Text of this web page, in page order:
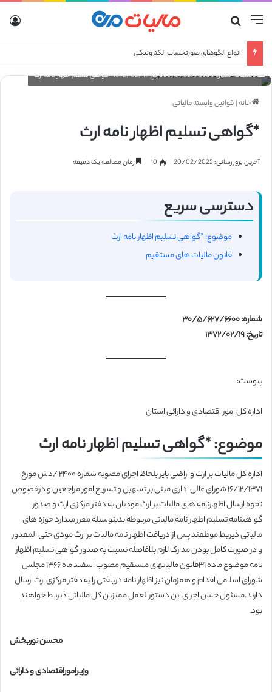
منو
انواع الگوهای صورتحساب الکترونیکی
بخشنامه شماره 30/5/627/6600تاریخ 1372/02/19 *گواهی تسلیم اظهار نامه ارث
خانه|قوانین وابسته مالیاتی
*گواهی تسلیم اظهار نامه ارث
آخرین بروزرسانی: 20/02/2025 10 زمان مطالعه یک دقیقه
دسترسی سریع
موضوع: *گواهی تسلیم اظهار نامه ارث
قانون مالیات های مستقیم
شماره: ۳۰/۵/۶۲۷/۶۶۰۰
تاریخ: ۱۳۷۲/۰۲/۱۹
پیوست:
اداره کل امور اقتصادی و دارائی استان
موضوع: *گواهی تسلیم اظهار نامه ارث
اداره کل مالیات بر ارث و اراضی بایر بلحاظ اجرای مصوبه شماره ۲۴۰۰ /دش مورخ
۱۶/۱۲/۱۳۷۱ شورای عالی اداری مبنی بر تسهیل و تسریع امور مراجعین و درخصوص
نحوه ارسال اظهارنامه های مالیات بر ارث مودیان به دفتر مرکزی ارث و صدور
گواهینامه تسلیم اظهار نامه مالیاتی مربوطه بدینوسیله مقرر میدارد حوزه های
مالیاتی ذیربط موظفند پس از دریافت اظهار نامه مالیات بر ارث مودی حتی المقدور
و در صورت کامل بودن مدارک لازم بلافاصله نسبت به صدور گواهی تسلیم اظهار
نامه موضوع ماده ۳۱قانون مالیاتهای مستقیم مصوب اسفند ماه ۱۳۶۶ مجلس
شورای اسلامی اقدام و همزمان نیز اظهار نامه دریافتی را به دفتر مرکزی ارث ارسال
دارند.مسئول حسن اجرای این دستورالعمل ممیزین کل مالیاتی ذیربط خواهند
بود.
محسن نوربخش
وزیراموراقتصادی و دارائی